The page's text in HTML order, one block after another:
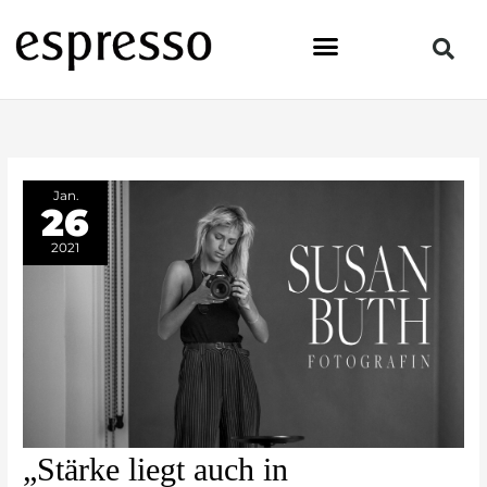
Inhalt
springen
Jan.
26
2021
„Stärke liegt auch in
„Stärke